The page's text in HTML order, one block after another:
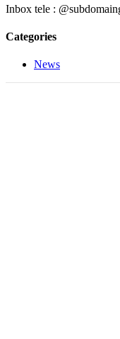
Inbox tele :
Categories
News